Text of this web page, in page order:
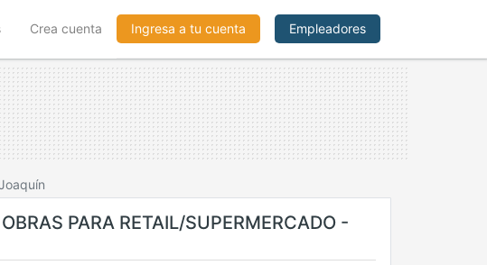
Crea cuenta Ingresa a tu cuenta Empleadores
PARA RETAIL/SUPERMERCADO -